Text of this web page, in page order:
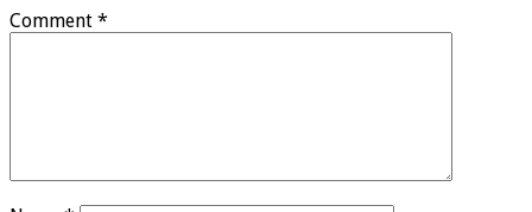
Comment *